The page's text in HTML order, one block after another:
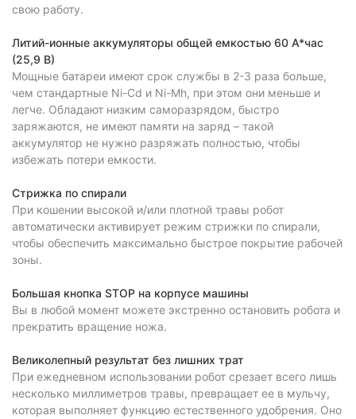
свою работу.
Литий-ионные аккумуляторы общей емкостью 60 А*час
(25,9 В)
Мощные батареи имеют срок службы в 2-3 раза больше,
чем стандартные Ni-Cd и Ni-Mh, при этом они меньше и
легче. Обладают низким саморазрядом, быстро
заряжаются, не имеют памяти на заряд – такой
аккумулятор не нужно разряжать полностью, чтобы
избежать потери емкости.
Стрижка по спирали
При кошении высокой и/или плотной травы робот
автоматически активирует режим стрижки по спирали,
чтобы обеспечить максимально быстрое покрытие рабочей
зоны.
Большая кнопка STOP на корпусе машины
Вы в любой момент можете экстренно остановить робота и
прекратить вращение ножа.
Великолепный результат без лишних трат
При ежедневном использовании робот срезает всего лишь
несколько миллиметров травы, превращает ее в мульчу,
которая выполняет функцию естественного удобрения. Оно